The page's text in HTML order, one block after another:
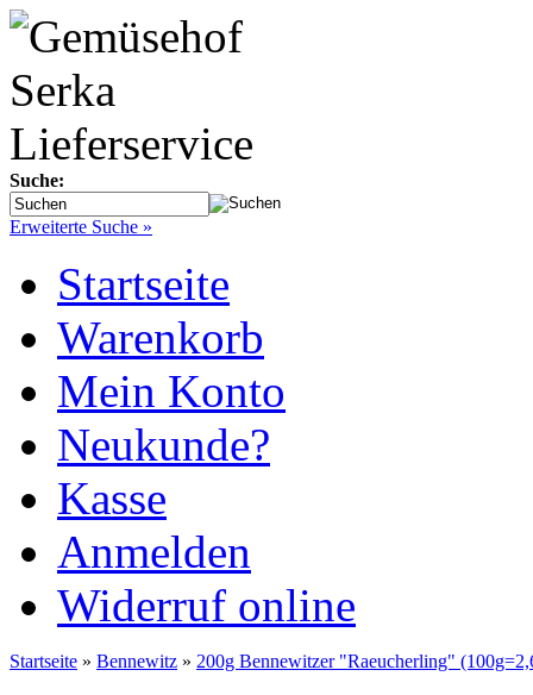
Suche:
Erweiterte Suche »
Startseite
Warenkorb
Mein Konto
Neukunde?
Kasse
Anmelden
Widerruf online
Startseite » Bennewitz » 200g Bennewitzer "Raeucherling"